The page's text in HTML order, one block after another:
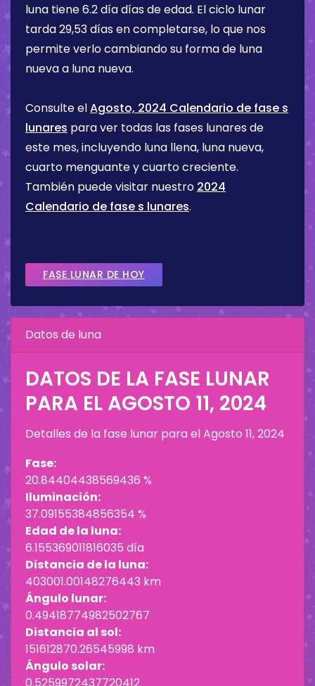
luna tiene6.2 díadías de edad. El ciclo lunar
tarda 29,53 días en completarse, lo que nos
permite verlo cambiando su forma de luna
nueva a luna nueva.
Consulte elAgosto, 2024 Calendario de fase s
lunares para ver todas las fases lunares de
este mes, incluyendo luna llena, luna nueva,
cuarto menguante y cuarto creciente.
También puede visitar nuestro 2024
Calendario de fase s lunares.
FASE LUNAR DE HOY
Datos de luna
DATOS DE LA FASE LUNAR
PARA EL AGOSTO 11, 2024
Detalles de la fase lunar para elAgosto 11, 2024
Fase:
20.84404438569436 %
Iluminación:
37.09155384856354 %
Edad de la luna:
6.155369011816035 día
Distancia de la luna:
403001.00148276443 km
Ángulo lunar:
0.49418774982502767
Distancia al sol:
151612870.26545998 km
Ángulo solar: